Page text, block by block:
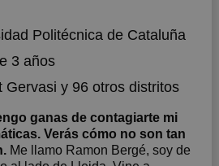
Politécnica de Cataluña
3 años
Gervasi y 96 otros distritos
ganas de contagiarte mi
Verás cómo no son tan
Me llamo Ramon Bergé, soy de